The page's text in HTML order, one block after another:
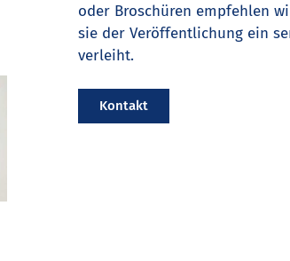
oder Broschüren empfehlen
sie der Veröffentlichung ein
verleiht.
Kontakt